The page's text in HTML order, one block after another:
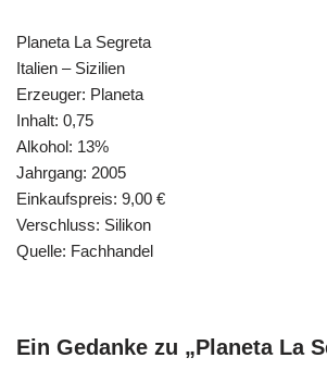
Planeta La Segreta
Italien – Sizilien
Erzeuger: Planeta
Inhalt: 0,75
Alkohol: 13%
Jahrgang: 2005
Einkaufspreis: 9,00 €
Verschluss: Silikon
Quelle: Fachhandel
Ein Gedanke zu „Planeta La